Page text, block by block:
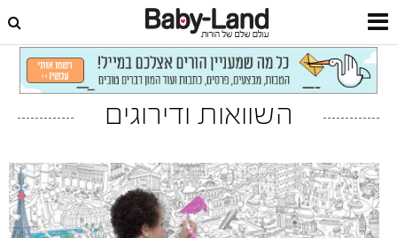
השוואות ודירוגים